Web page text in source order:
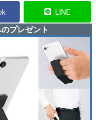
LINE
プレゼント